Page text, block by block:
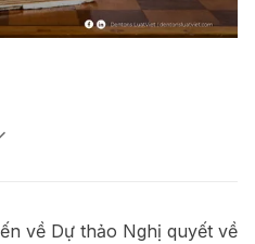
về Dự thảo Nghị quyết về